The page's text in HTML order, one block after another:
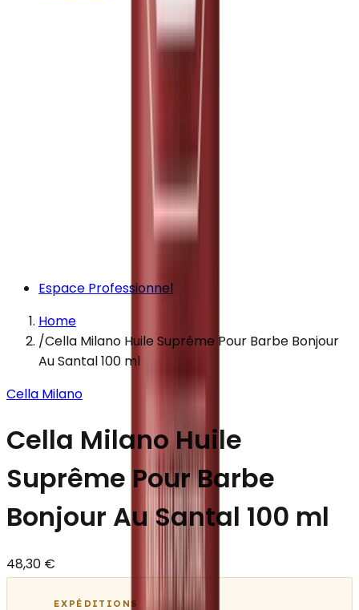
Espace Professionnel
Home
/Cella Milano Huile Suprême Pour Barbe Bonjour
Au Santal 100 ml
Cella Milano
Cella Milano Huile
Suprême Pour Barbe
Bonjour Au Santal 100 ml
48,30 €
EXPÉDITIONS